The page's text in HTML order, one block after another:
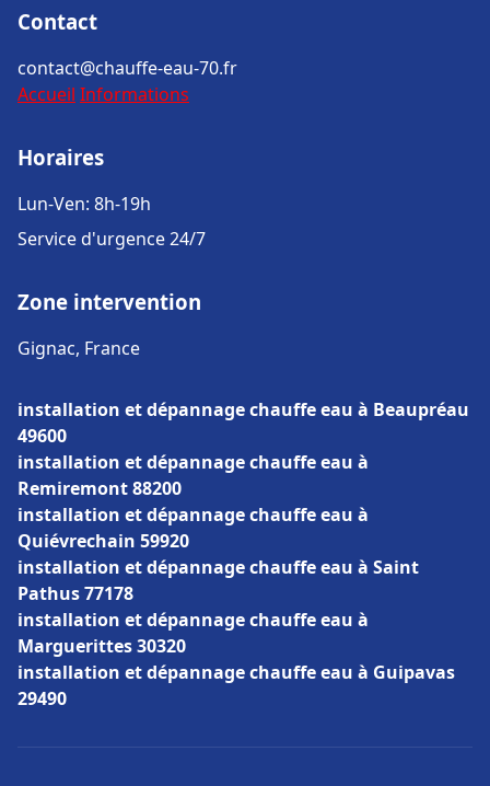
Contact
contact@chauffe-eau-70.fr
Accueil Informations
Horaires
Lun-Ven: 8h-19h
Service d'urgence 24/7
Zone intervention
Gignac, France
installation et dépannage chauffe eau à Beaupréau
49600
installation et dépannage chauffe eau à
Remiremont 88200
installation et dépannage chauffe eau à
Quiévrechain 59920
installation et dépannage chauffe eau à Saint
Pathus 77178
installation et dépannage chauffe eau à
Marguerittes 30320
installation et dépannage chauffe eau à Guipavas
29490